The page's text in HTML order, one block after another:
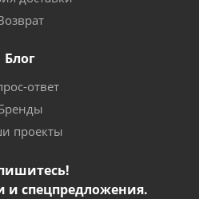
Блог
ответ
проекты
и спецпредложения.